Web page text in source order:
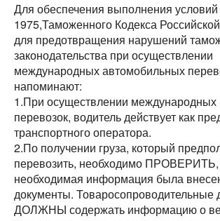
Контакты
Биржа
Язык:
Для обеспечения выполнения
1975,Таможенного Кодекса
для предотвращения нарушений
законодательства при осуществлении
международных автомобильных
напоминают:
1.При осуществлении международных
перевозок, водитель действует как
транспортного оператора.
2.По получении груза, который
перевозить, необходимо ПРОВЕРИТЬ,
необходимая информация была
документы. Товаросопроводительные
ДОЛЖНЫ содержать информацию о